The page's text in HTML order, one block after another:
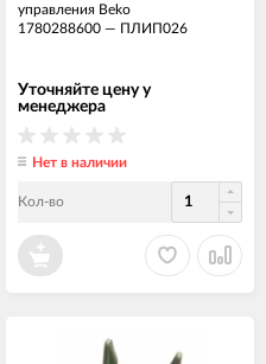
управления Beko
1780288600 — ПЛИП026
Уточняйте цену у
менеджера
Нет в наличии
Кол-во